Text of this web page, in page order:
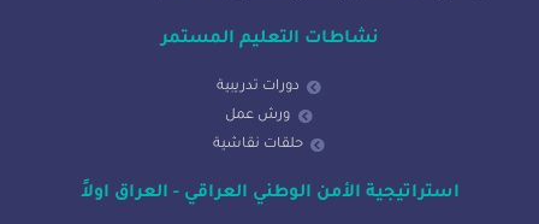
نشاطات التعليم المستمر
دورات تدريبية
ورش عمل
حلقات نقاشية
استراتيجية الأمن الوطني العراقي - العراق اولاً